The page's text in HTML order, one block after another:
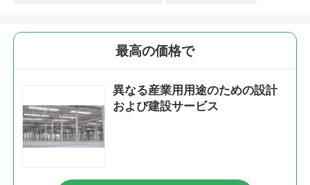
最高の価格で
異なる産業用用途のための設計
および建設サービス